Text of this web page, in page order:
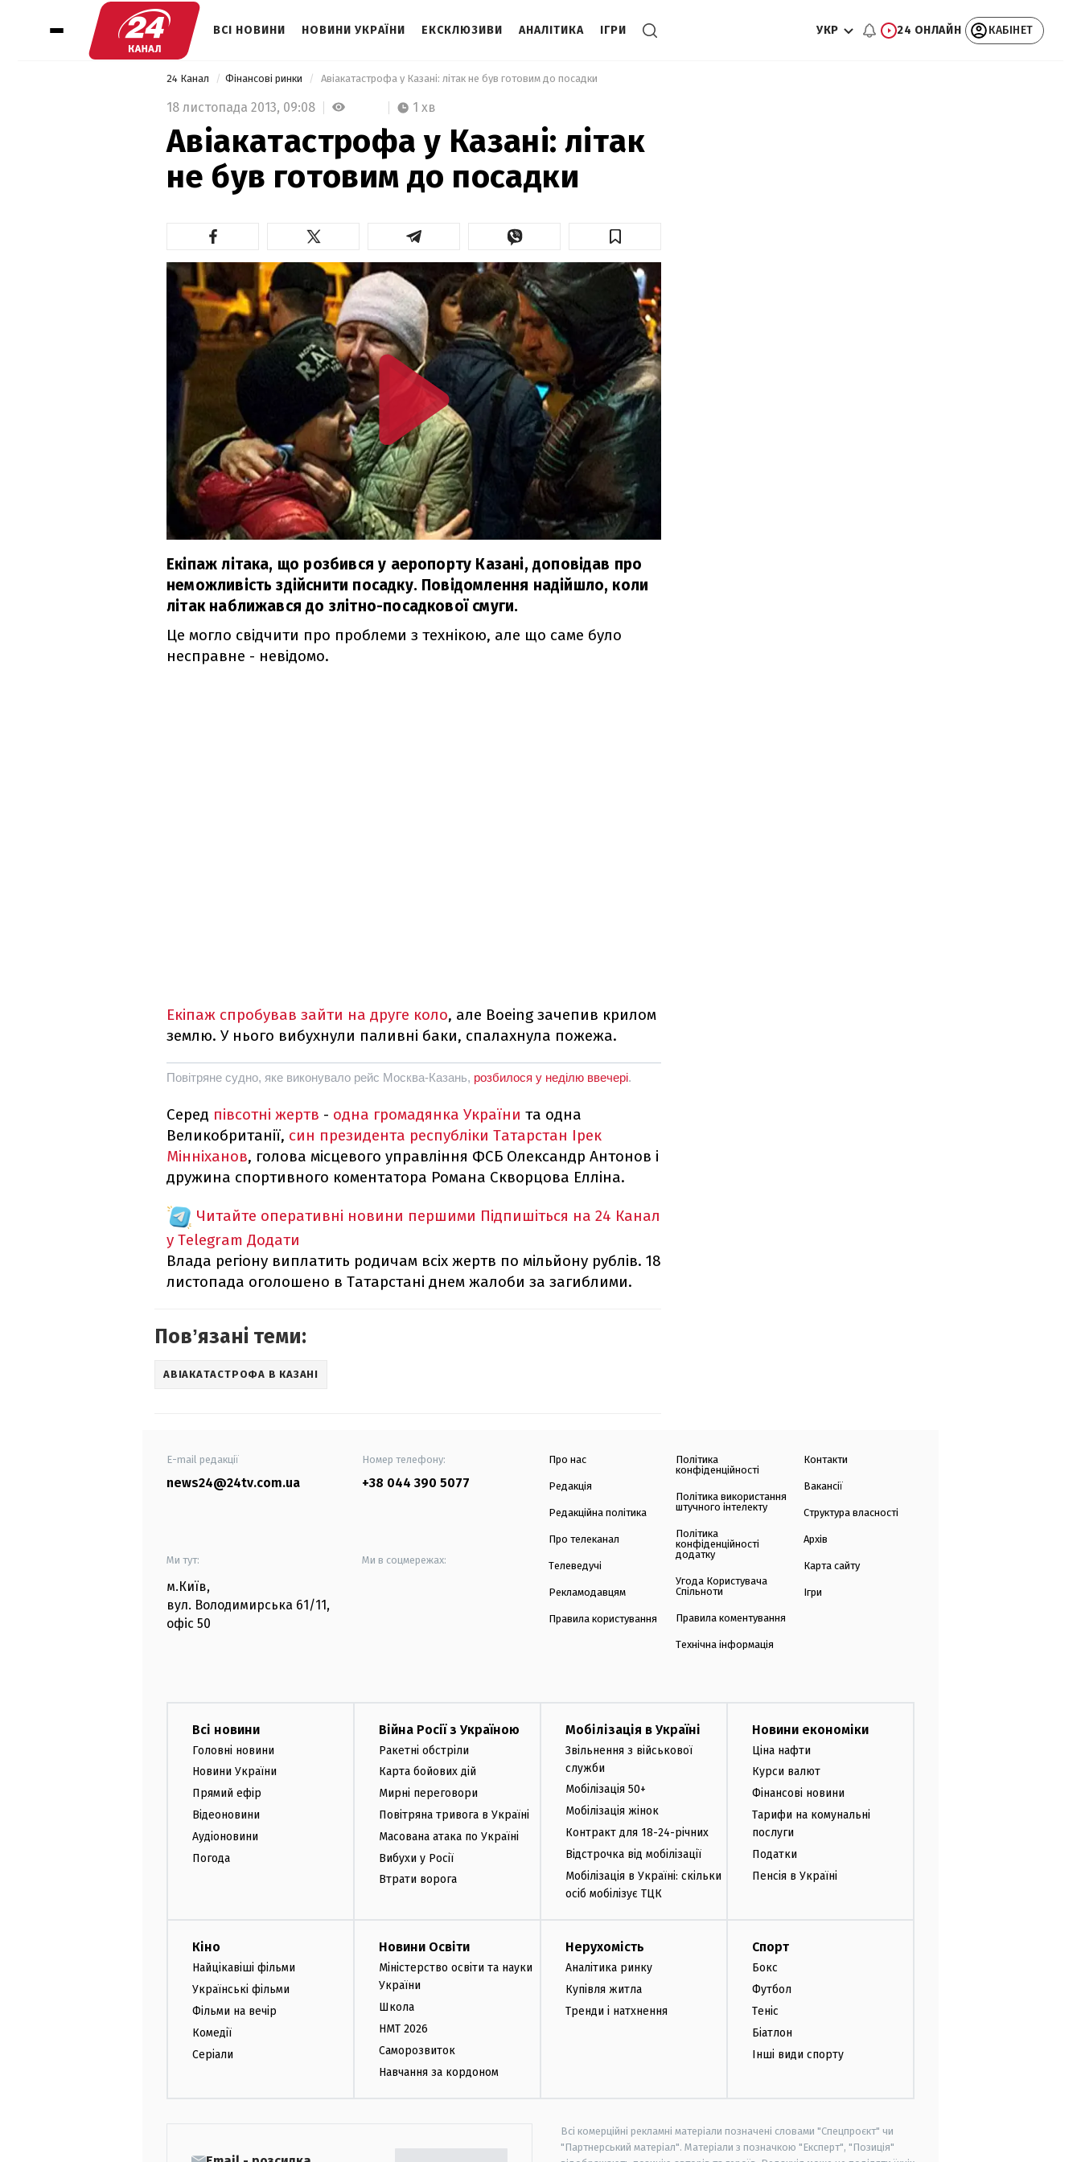
ВСІ НОВИНИ НОВИНИ УКРАЇНИ ЕКСКЛЮЗИВИ АНАЛІТИКА ІГРИ УКР 24 ОНЛАЙН КАБІНЕТ
24 Канал Фінансові ринки Авіакатастрофа у Казані: літак не був готовим до посадки
18 листопада 2013, 09:08 1 хв
Авіакатастрофа у Казані: літак
не був готовим до посадки
Екіпаж літака, що розбився у аеропорту Казані, доповідав про
неможливість здійснити посадку. Повідомлення надійшло, коли
літак наближався до злітно-посадкової смуги.
Це могло свідчити про проблеми з технікою, але що саме було
несправне - невідомо.
Екіпаж спробував зайти на друге коло, але Boeing зачепив крилом
землю. У нього вибухнули паливні баки, спалахнула пожежа.
Повітряне судно, яке виконувало рейс Москва-Казань, розбилося у неділю ввечері.
Серед півсотні жертв - одна громадянка України та одна
Великобританії, син президента республіки Татарстан Ірек
Мінніханов, голова місцевого управління ФСБ Олександр Антонов і
дружина спортивного коментатора Романа Скворцова Елліна.
Читайте оперативні новини першими Підпишіться на 24 Канал
у Telegram Додати
Влада регіону виплатить родичам всіх жертв по мільйону рублів. 18
листопада оголошено в Татарстані днем жалоби за загиблими.
Повʼязані теми:
АВІАКАТАСТРОФА В КАЗАНІ
E-mail редакції
news24@24tv.com.ua
Номер телефону:
+38 044 390 5077
Ми тут:
м.Київ,
вул. Володимирська 61/11,
офіс 50
Ми в соцмережах:
Про нас
Редакція
Редакційна політика
Про телеканал
Телеведучі
Рекламодавцям
Правила користування
Політика
конфіденційності
Політика використання
штучного інтелекту
Політика
конфіденційності
додатку
Угода Користувача
Спільноти
Правила коментування
Технічна інформація
Контакти
Вакансії
Структура власності
Архів
Карта сайту
Ігри
Всі новини
Головні новини
Новини України
Прямий ефір
Відеоновини
Аудіоновини
Погода
Війна Росії з Україною
Ракетні обстріли
Карта бойових дій
Мирні переговори
Повітряна тривога в Україні
Масована атака по Україні
Вибухи у Росії
Втрати ворога
Мобілізація в Україні
Звільнення з військової
служби
Мобілізація 50+
Мобілізація жінок
Контракт для 18-24-річних
Відстрочка від мобілізації
Мобілізація в Україні: скільки
осіб мобілізує ТЦК
Новини економіки
Ціна нафти
Курси валют
Фінансові новини
Тарифи на комунальні
послуги
Податки
Пенсія в Україні
Кіно
Найцікавіші фільми
Українські фільми
Фільми на вечір
Комедії
Серіали
Новини Освіти
Міністерство освіти та науки
України
Школа
НМТ 2026
Саморозвиток
Навчання за кордоном
Нерухомість
Аналітика ринку
Купівля житла
Тренди і натхнення
Спорт
Бокс
Футбол
Теніс
Біатлон
Інші види спорту
Всі комерційні рекламні матеріали позначені словами "Спецпроєкт" чи
"Партнерський матеріал". Матеріали з позначкою "Експерт", "Позиція"